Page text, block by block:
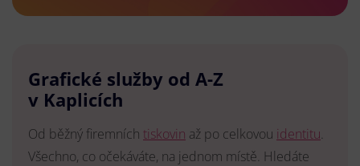
Grafické služby od A-Z
v Kaplicích
Od běžný firemních tiskovin až po celkovou identitu.
Všechno, co očekáváte, na jednom místě. Hledáte